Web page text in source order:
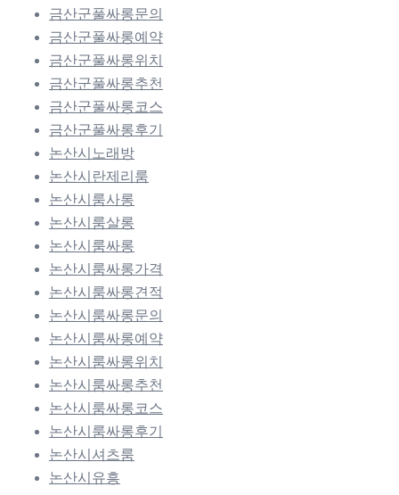
금산군풀싸롱문의
금산군풀싸롱예약
금산군풀싸롱위치
금산군풀싸롱추천
금산군풀싸롱코스
금산군풀싸롱후기
논산시노래방
논산시란제리룸
논산시룸사롱
논산시룸살롱
논산시룸싸롱
논산시룸싸롱가격
논산시룸싸롱견적
논산시룸싸롱문의
논산시룸싸롱예약
논산시룸싸롱위치
논산시룸싸롱추천
논산시룸싸롱코스
논산시룸싸롱후기
논산시셔츠룸
논산시유흥